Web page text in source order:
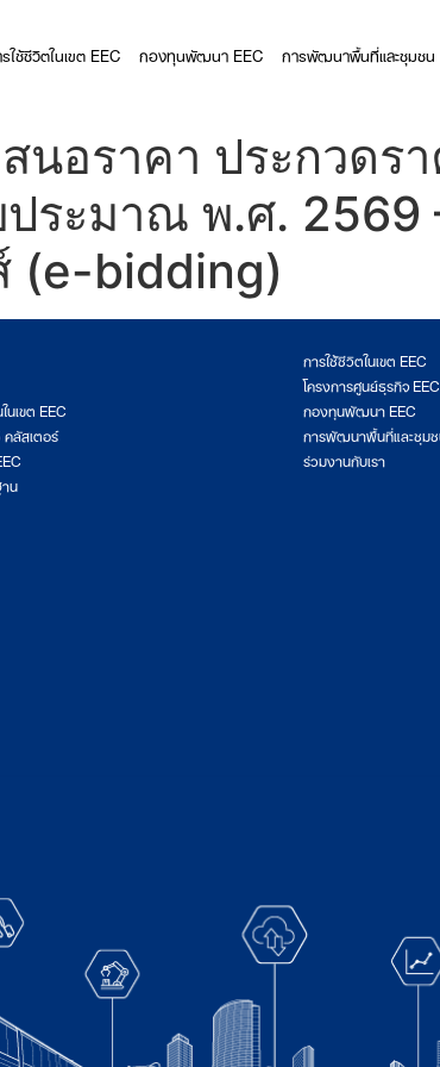
ใช้ชีวิตในเขต EEC กองทุนพัฒนา EEC การพัฒนาพื้นที่และชุมชน
นอราคา ประกวดร
ประมาณ พ.ศ. 2569
(e-bidding)
เขต EEC
ลัสเตอร์
น
การใช้ชีวิตในเขต EEC
โครงการศูนย์ธุรกิจ
กองทุนพัฒนา EEC
การพัฒนาพื้นที่และชุม
ร่วมงานกับเรา